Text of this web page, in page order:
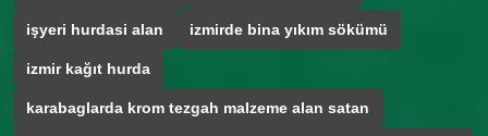
işyeri hurdasi alan izmirde bina yıkım sökümü
izmir kağıt hurda
karabaglarda krom tezgah malzeme alan satan